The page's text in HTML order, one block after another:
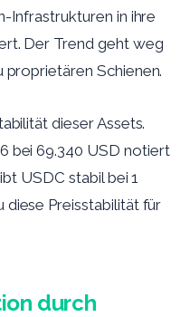
Infrastrukturen in ihre
Der Trend geht weg
Schienen.
dieser Assets.
bei 69.340 USD notiert
USDC stabil bei 1
diese Preisstabilität für
durch